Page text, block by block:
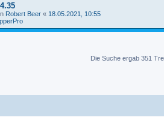
Robert Beer « 18.05.2021, 10:55
Die Suche ergab 351